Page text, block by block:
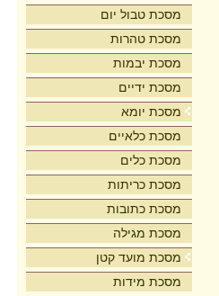
מסכת טבול יום
מסכת טהרות
מסכת יבמות
מסכת ידיים
מסכת יומא
מסכת כלאיים
מסכת כלים
מסכת כריתות
מסכת כתובות
מסכת מגילה
מסכת מועד קטן
מסכת מידות